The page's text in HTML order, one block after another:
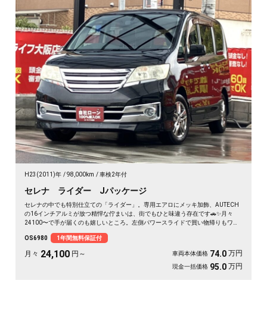
H23(2011)年 98,000km 車検2年付
セレナ ライダー Jパッケージ
セレナの中でも特別仕立ての「ライダー」。専用エアロにメッキ加飾、AUTECH
の16インチアルミが放つ精悍な佇まいは、街でもひと味違う存在です🚗✨月々
24100〜で手が届くのも嬉しいところ。左側パワースライドで買い物帰りもワン
とWエアコンで、仲間との遠出も夏場のドライブも快適そのもの💫クルコン装備
で長距離移動もぐっと楽に。週末の趣味も遠出も、これ一台で世界が広がります
👍走行9.8万kmでこの状態、《1年保証付》で安心してお乗りいただけます😊
OS6980 1年間無料保証付
月々 24,100 円～ 車両本体価格 74.0 万円
現金一括価格 95.0 万円